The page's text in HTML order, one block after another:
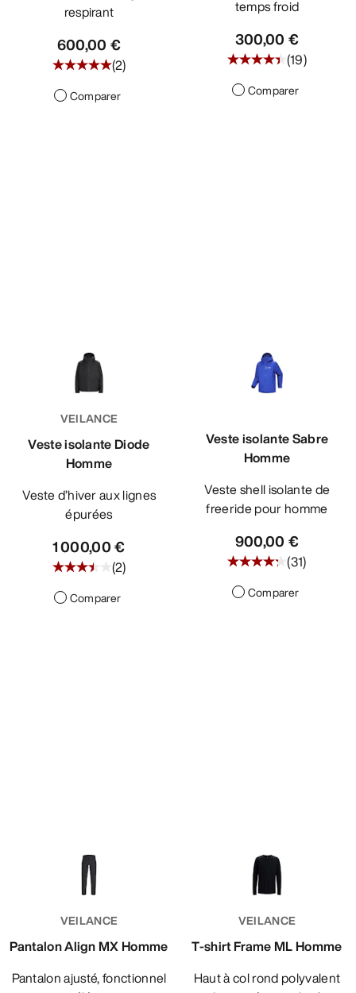
respirant
600,00 €
(2)
Comparer
temps froid
300,00 €
(19)
Comparer
VEILANCE
Veste isolante Diode
Homme
Veste d’hiver aux lignes
épurées
1 000,00 €
(2)
Comparer
Veste isolante Sabre
Homme
Veste shell isolante de
freeride pour homme
900,00 €
(31)
Comparer
VEILANCE
Pantalon Align MX Homme
Pantalon ajusté, fonctionnel
VEILANCE
T-shirt Frame ML Homme
Haut à col rond polyvalent